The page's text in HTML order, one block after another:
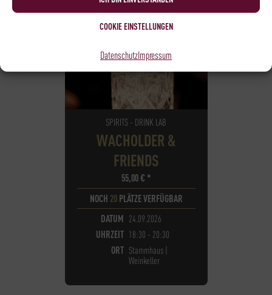
COOKIE EINSTELLUNGEN
DatenschutzImpressum
SPIRITS - DRINK LAB
WACHOLDER &
FRIENDS
55,00€ *
NOCH 20PLÄTZE VERFÜGBAR
DATUM 24.09.2026
UHRZEIT 18:30 - 20:30
ORT Stammhaus |
Weinkeller